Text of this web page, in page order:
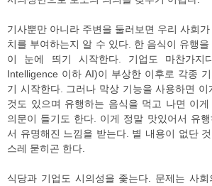
기사뿐만 아니라 주변을 둘러보면 우리 사회
치를 부여하는지 알 수 있다. 한 음식이 유행
이 눈에 띄기 시작한다. 기업도 마찬가지
Intelligence 이하 AI)이 부상한 이후로 각종
기 시작한다. 그러나 막상 기능을 사용하면
것도 있으며 유행하는 음식을 먹고 나면 이
의문이 들기도 한다. 이게 정말 맛있어서 유
서 유명해진 느낌을 받는다. 별 내용이 없단
스레 묻히곤 한다.
식당과 기업도 시의성을 좇는다. 문제는 사